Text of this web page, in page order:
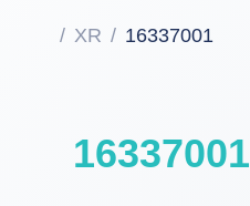
XR 16337001
16337001